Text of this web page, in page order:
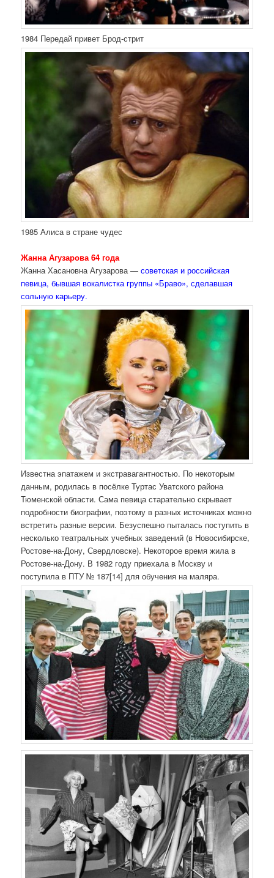
1984 Передай привет Брод-стрит
1985 Алиса в стране чудес
Жанна Агузарова 64 года
Жанна Хасановна Агузарова — советская и российская
певица, бывшая вокалистка группы «Браво», сделавшая
сольную карьеру.
Известна эпатажем и экстравагантностью. По некоторым
данным, родилась в посёлке Туртас Уватского района
Тюменской области. Сама певица старательно скрывает
подробности биографии, поэтому в разных источниках можно
встретить разные версии. Безуспешно пыталась поступить в
несколько театральных учебных заведений (в Новосибирске,
Ростове-на-Дону, Свердловске). Некоторое время жила в
Ростове-на-Дону. В 1982 году приехала в Москву и
поступила в ПТУ № 187[14] для обучения на маляра.